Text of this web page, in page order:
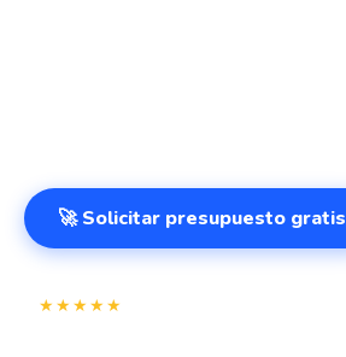
🚀 Solicitar presupuesto gratis
★★★★★